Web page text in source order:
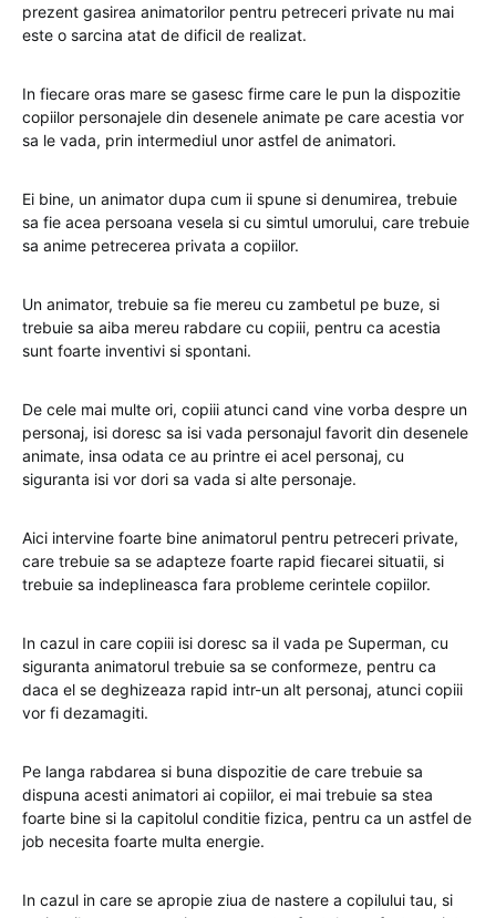
prezent gasirea animatorilor pentru petreceri private nu mai
este o sarcina atat de dificil de realizat.
In fiecare oras mare se gasesc firme care le pun la dispozitie
copiilor personajele din desenele animate pe care acestia vor
sa le vada, prin intermediul unor astfel de animatori.
Ei bine, un animator dupa cum ii spune si denumirea, trebuie
sa fie acea persoana vesela si cu simtul umorului, care trebuie
sa anime petrecerea privata a copiilor.
Un animator, trebuie sa fie mereu cu zambetul pe buze, si
trebuie sa aiba mereu rabdare cu copiii, pentru ca acestia
sunt foarte inventivi si spontani.
De cele mai multe ori, copiii atunci cand vine vorba despre un
personaj, isi doresc sa isi vada personajul favorit din desenele
animate, insa odata ce au printre ei acel personaj, cu
siguranta isi vor dori sa vada si alte personaje.
Aici intervine foarte bine animatorul pentru petreceri private,
care trebuie sa se adapteze foarte rapid fiecarei situatii, si
trebuie sa indeplineasca fara probleme cerintele copiilor.
In cazul in care copiii isi doresc sa il vada pe Superman, cu
siguranta animatorul trebuie sa se conformeze, pentru ca
daca el se deghizeaza rapid intr-un alt personaj, atunci copiii
vor fi dezamagiti.
Pe langa rabdarea si buna dispozitie de care trebuie sa
dispuna acesti animatori ai copiilor, ei mai trebuie sa stea
foarte bine si la capitolul conditie fizica, pentru ca un astfel de
job necesita foarte multa energie.
In cazul in care se apropie ziua de nastere a copilului tau, si